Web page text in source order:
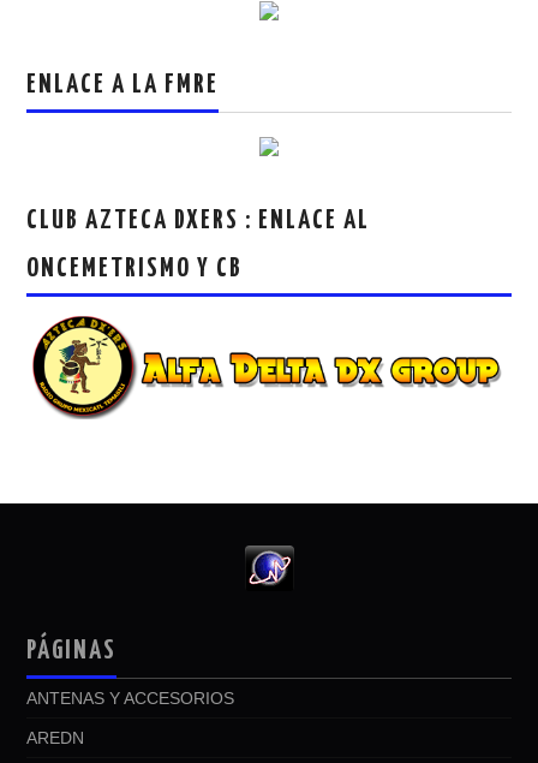
ENLACE A LA FMRE
CLUB AZTECA DXERS : ENLACE AL
ONCEMETRISMO Y CB
PÁGINAS
ANTENAS Y ACCESORIOS
AREDN